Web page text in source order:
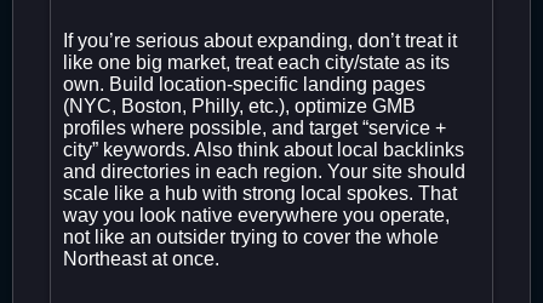
If you’re serious about expanding, don’t treat it
like one big market, treat each city/state as its
own. Build location-specific landing pages
(NYC, Boston, Philly, etc.), optimize GMB
profiles where possible, and target “service +
city” keywords. Also think about local backlinks
and directories in each region. Your site should
scale like a hub with strong local spokes. That
way you look native everywhere you operate,
not like an outsider trying to cover the whole
Northeast at once.